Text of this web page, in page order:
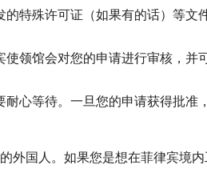
特殊许可证（如果有的话）等文
领馆会对您的申请进行审核，并
心等待。一旦您的申请获得批准
外国人。如果您是想在菲律宾境